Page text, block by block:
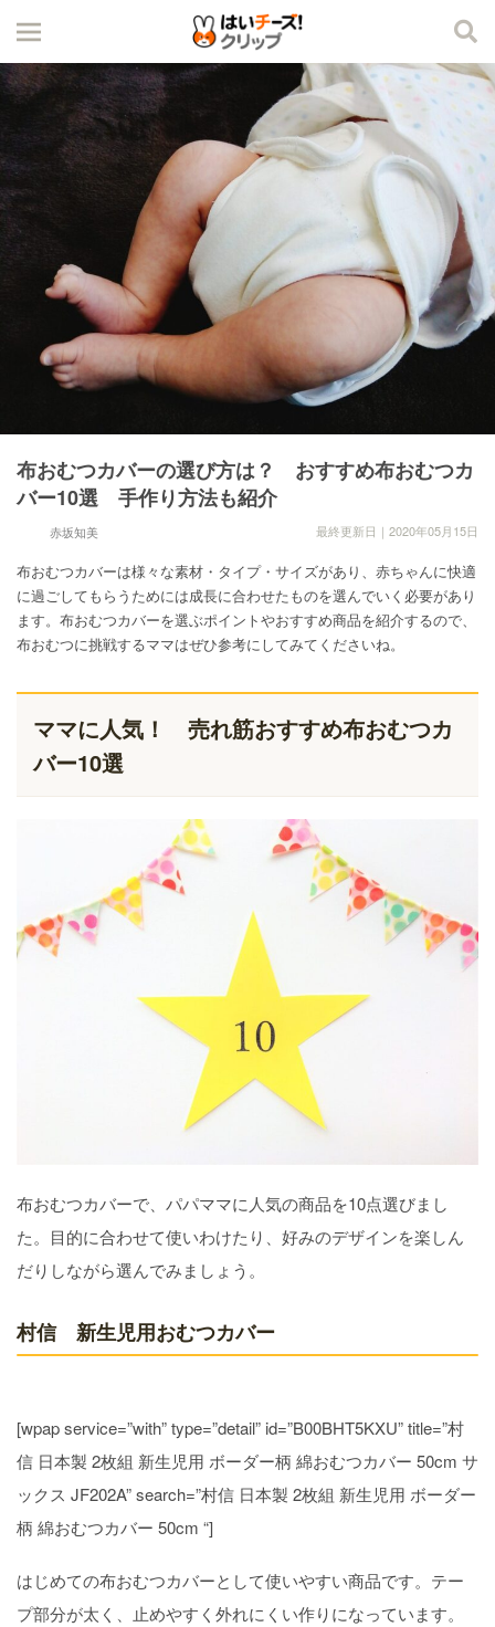
布おむつカバーの選び方は？ おすすめ布おむつカ
バー10選 手作り方法も紹介
赤坂知美 最終更新日｜2020年05月15日
布おむつカバーは様々な素材・タイプ・サイズがあり、赤ちゃんに快適
に過ごしてもらうためには成長に合わせたものを選んでいく必要があり
ます。布おむつカバーを選ぶポイントやおすすめ商品を紹介するので、
布おむつに挑戦するママはぜひ参考にしてみてくださいね。
ママに人気！ 売れ筋おすすめ布おむつカ
バー10選
布おむつカバーで、パパママに人気の商品を10点選びまし
た。目的に合わせて使いわけたり、好みのデザインを楽しん
だりしながら選んでみましょう。
村信 新生児用おむつカバー
[wpap service=”with” type=”detail” id=”B00BHT5KXU” title=”村
信 日本製 2枚組 新生児用 ボーダー柄 綿おむつカバー 50cm サ
ックス JF202A” search=”村信 日本製 2枚組 新生児用 ボーダー
柄 綿おむつカバー 50cm “]
はじめての布おむつカバーとして使いやすい商品です。テー
プ部分が太く、止めやすく外れにくい作りになっています。